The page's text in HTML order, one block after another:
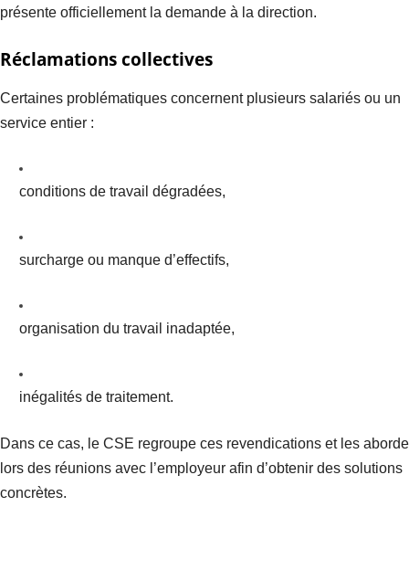
présente officiellement la demande à la direction.
Réclamations collectives
Certaines problématiques concernent plusieurs salariés ou un
service entier :
conditions de travail dégradées,
surcharge ou manque d’effectifs,
organisation du travail inadaptée,
inégalités de traitement.
Dans ce cas, le CSE regroupe ces revendications et les aborde
lors des réunions avec l’employeur afin d’obtenir des solutions
concrètes.